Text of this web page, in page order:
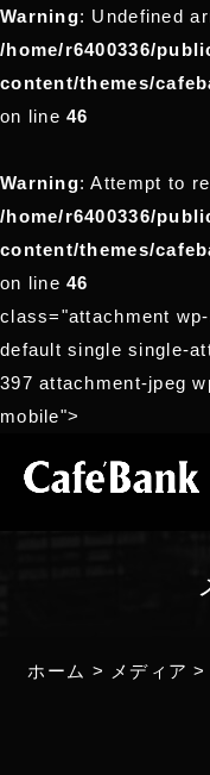
Warning: Undefined
/home/r6400336/
content/themes/
on line46
Warning: Attempt to
/home/r6400336/
content/themes/
on line46
class="attachment
default single single-
397 attachment-jpeg
mobile">
ホーム > メディア >